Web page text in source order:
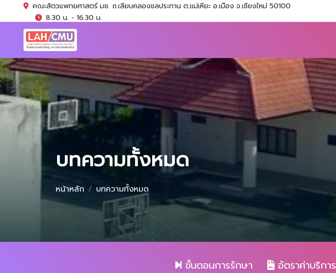
คณะสัตวแพทยศาสตร์ มช. ถ.เลียบคลองชลประทาน ต.แม่เหียะ อ.เมือง จ.เชียงใหม่ 50100
8.30 น. - 16.30 น.
บทความทั้งหมด
หน้าหลัก บทความทั้งหมด
ขั้นตอนการรักษา อัตราค่าบริการ